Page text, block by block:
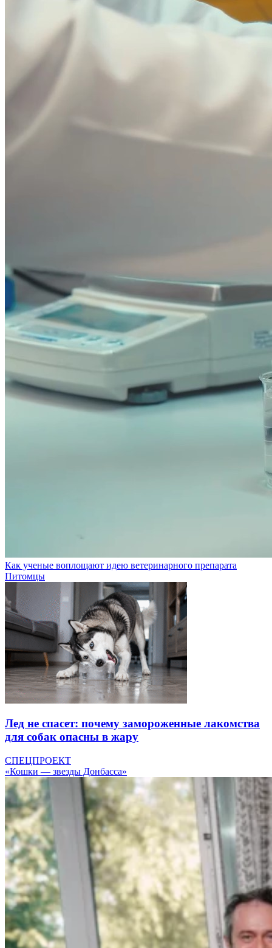
Как ученые воплощают идею ветеринарного препарата
Питомцы
Лед не спасет: почему замороженные лакомства
для собак опасны в жару
СПЕЦПРОЕКТ
«Кошки — звезды Донбасса»